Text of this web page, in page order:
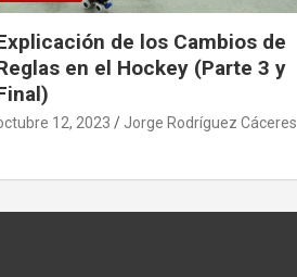
de los Cambios de
en el Hockey (Parte 3 y
12, 2023 Jorge Rodríguez Cáceres